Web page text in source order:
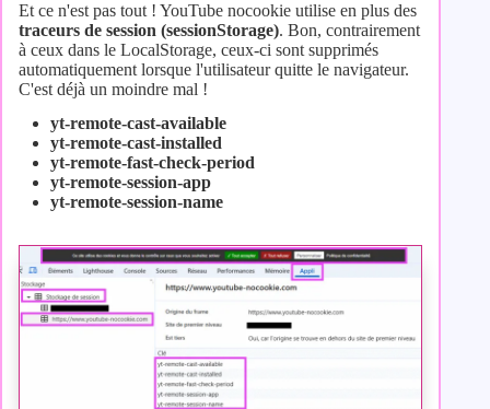
Et ce n'est pas tout ! YouTube nocookie utilise en plus des
traceurs de session (sessionStorage). Bon, contrairement
à ceux dans le LocalStorage, ceux-ci sont supprimés
automatiquement lorsque l'utilisateur quitte le navigateur.
C'est déjà un moindre mal !
yt-remote-cast-available
yt-remote-cast-installed
yt-remote-fast-check-period
yt-remote-session-app
yt-remote-session-name